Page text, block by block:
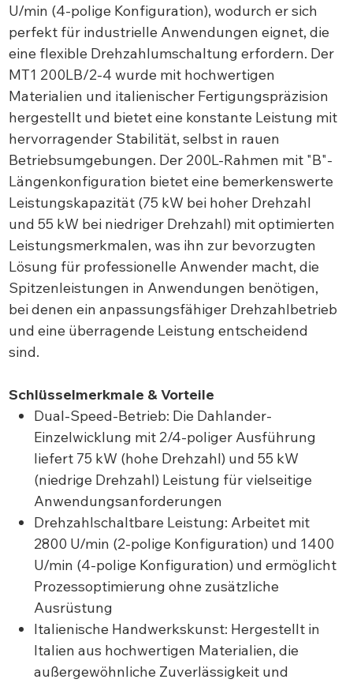
U/min (4-polige Konfiguration), wodurch er sich
perfekt für industrielle Anwendungen eignet, die
eine flexible Drehzahlumschaltung erfordern. Der
MT1 200LB/2-4 wurde mit hochwertigen
Materialien und italienischer Fertigungspräzision
hergestellt und bietet eine konstante Leistung mit
hervorragender Stabilität, selbst in rauen
Betriebsumgebungen. Der 200L-Rahmen mit "B"-
Längenkonfiguration bietet eine bemerkenswerte
Leistungskapazität (75 kW bei hoher Drehzahl
und 55 kW bei niedriger Drehzahl) mit optimierten
Leistungsmerkmalen, was ihn zur bevorzugten
Lösung für professionelle Anwender macht, die
Spitzenleistungen in Anwendungen benötigen,
bei denen ein anpassungsfähiger Drehzahlbetrieb
und eine überragende Leistung entscheidend
sind.
Schlüsselmerkmale & Vorteile
Dual-Speed-Betrieb: Die Dahlander-
Einzelwicklung mit 2/4-poliger Ausführung
liefert 75 kW (hohe Drehzahl) und 55 kW
(niedrige Drehzahl) Leistung für vielseitige
Anwendungsanforderungen
Drehzahlschaltbare Leistung: Arbeitet mit
2800 U/min (2-polige Konfiguration) und 1400
U/min (4-polige Konfiguration) und ermöglicht
Prozessoptimierung ohne zusätzliche
Ausrüstung
Italienische Handwerkskunst: Hergestellt in
Italien aus hochwertigen Materialien, die
außergewöhnliche Zuverlässigkeit und